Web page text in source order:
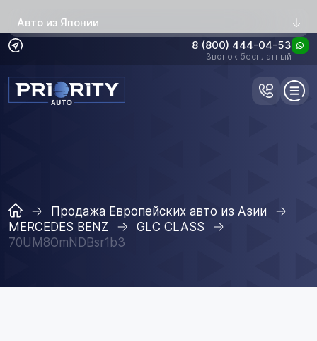
Авто из Японии
8 (800) 444-04-53
Звонок бесплатный
Продажа Европейских авто из Азии
MERCEDES BENZ
GLC CLASS
70UM8OmNDBsr1b3